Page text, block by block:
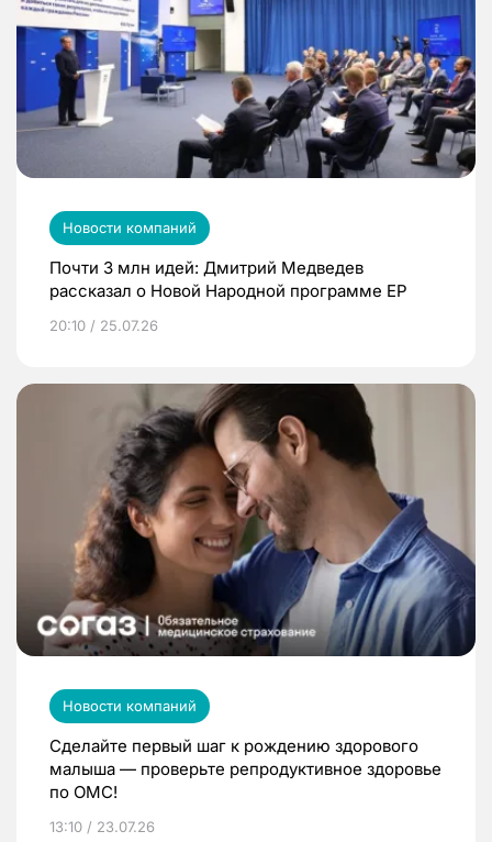
Новости компаний
Почти 3 млн идей: Дмитрий Медведев
рассказал о Новой Народной программе ЕР
20:10 / 25.07.26
Новости компаний
Сделайте первый шаг к рождению здорового
малыша — проверьте репродуктивное здоровье
по ОМС!
13:10 / 23.07.26